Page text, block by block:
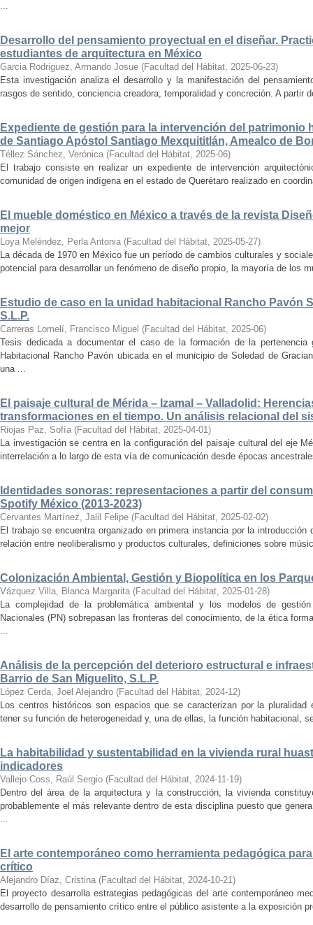
...
Desarrollo del pensamiento proyectual en el diseñar.
estudiantes de arquitectura en México
Garcia Rodriguez, Armando Josue (Facultad del Hábitat, 2025-06-23)
Esta investigación analiza el desarrollo y la manifestación del
rasgos de sentido, conciencia creadora, temporalidad y concreción. A partir
Expediente de gestión para la intervención del patrimonio
de Santiago Apóstol Santiago Mexquititlán, Amealco de
Téllez Sánchez, Verónica (Facultad del Hábitat, 2025-06)
El trabajo consiste en realizar un expediente de intervención
comunidad de origen indígena en el estado de Querétaro realizado en
El mueble doméstico en México a través de la revista
mejor
Loya Meléndez, Perla Antonia (Facultad del Hábitat, 2025-05-27)
La década de 1970 en México fue un período de cambios culturales y
potencial para desarrollar un fenómeno de diseño propio, la mayoría de los
Estudio de caso en la unidad habitacional Rancho Pavón
S.L.P.
Carreras Lomelí, Francisco Miguel (Facultad del Hábitat, 2025-06)
Tesis dedicada a documentar el caso de la formación de la
Habitacional Rancho Pavón ubicada en el municipio de Soledad de
una ...
El paisaje cultural de Mérida – Izamal – Valladolid:
transformaciones en el tiempo. Un análisis relacional del
Riojas Paz, Sofía (Facultad del Hábitat, 2025-04-01)
La investigación se centra en la configuración del paisaje cultural del eje
interrelación a lo largo de esta vía de comunicación desde épocas
Identidades sonoras: representaciones a partir del
Spotify México (2013-2023)
Cervantes Martínez, Jalil Felipe (Facultad del Hábitat, 2025-02-02)
El trabajo se encuentra organizado en primera instancia por la
relación entre neoliberalismo y productos culturales, definiciones sobre
Colonización Ambiental, Gestión y Biopolítica en los
Vázquez Villa, Blanca Margarita (Facultad del Hábitat, 2025-01-28)
La complejidad de la problemática ambiental y los modelos de
Nacionales (PN) sobrepasan las fronteras del conocimiento, de la ética
...
Análisis de la percepción del deterioro estructural e
Barrio de San Miguelito, S.L.P.
López Cerda, Joel Alejandro (Facultad del Hábitat, 2024-12)
Los centros históricos son espacios que se caracterizan por la
tener su función de heterogeneidad y, una de ellas, la función habitacional,
La habitabilidad y sustentabilidad en la vivienda rural
indicadores
Vallejo Coss, Raúl Sergio (Facultad del Hábitat, 2024-11-19)
Dentro del área de la arquitectura y la construcción, la vivienda
probablemente el más relevante dentro de esta disciplina puesto que
...
El arte contemporáneo como herramienta pedagógica
crítico
Alejandro Díaz, Cristina (Facultad del Hábitat, 2024-10-21)
El proyecto desarrolla estrategias pedagógicas del arte contemporáneo
desarrollo de pensamiento crítico entre el público asistente a la exposición